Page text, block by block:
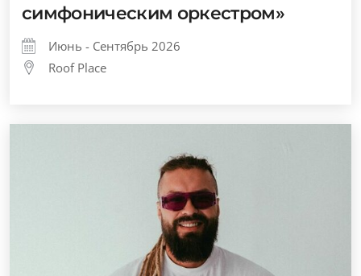
симфоническим оркестром»
Июнь - Сентябрь 2026
Roof Place